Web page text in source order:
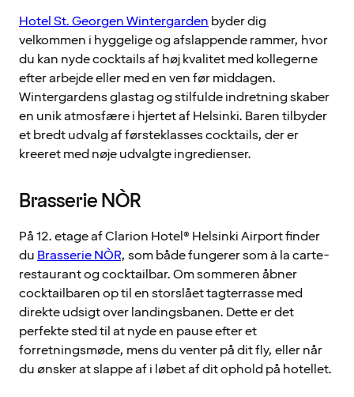
Hotel St. Georgen Wintergarden byder dig
velkommen i hyggelige og afslappende rammer, hvor
du kan nyde cocktails af høj kvalitet med kollegerne
efter arbejde eller med en ven før middagen.
Wintergardens glastag og stilfulde indretning skaber
en unik atmosfære i hjertet af Helsinki. Baren tilbyder
et bredt udvalg af førsteklasses cocktails, der er
kreeret med nøje udvalgte ingredienser.
Brasserie NÒR
På 12. etage af Clarion Hotel® Helsinki Airport finder
du Brasserie NÒR, som både fungerer som à la carte-
restaurant og cocktailbar. Om sommeren åbner
cocktailbaren op til en storslået tagterrasse med
direkte udsigt over landingsbanen. Dette er det
perfekte sted til at nyde en pause efter et
forretningsmøde, mens du venter på dit fly, eller når
du ønsker at slappe af i løbet af dit ophold på hotellet.